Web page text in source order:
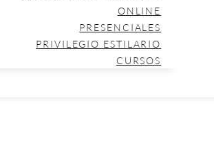
ONLINE
PRESENCIALES
PRIVILEGIO ESTILARIO
CURSOS